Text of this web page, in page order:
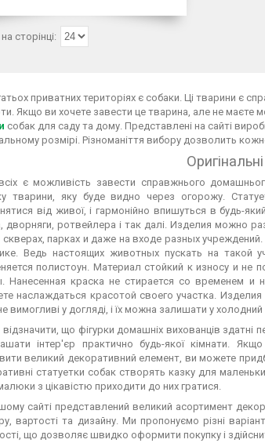
приватних територіях є собаки. Ці тварини є
Якщо ви хочете завести це тварина, але не маєте
собак для саду та дому. Представлені на сайті
розмірі. Різноманіття вибору дозволить
є можливість завести справжнього
тварини, яку буде видно через огорожу.
від живої, і гармонійно впишуться в будь-
дворняги, ротвейлера і так далі. Изделия можно
скверах, парках и даже на входе разных
Ведь настоящих животных пускать на такой
полистоун. Материал стойкий к износу и не
Нанесенная краска не стирается со временем и
наслаждаться красотой своего участка.
вимогливі у догляді, і їх можна залишати у холодний
що фігурки домашніх вихованців здатні
інтер'єр практично будь-якої кімнати.
великий декоративний елемент, ви можете
статуетки собак створять казку для
з цікавістю приходити до них гратися.
сайті представлений великий асортимент
вартості та дизайну. Ми пропонуємо різні
що дозволяє швидко оформити покупку і